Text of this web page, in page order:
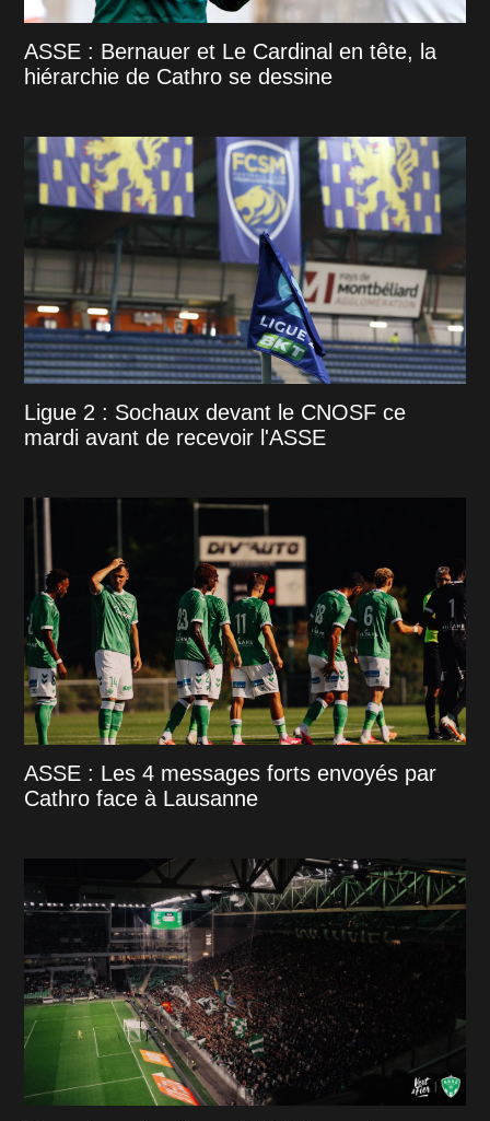
ASSE : Bernauer et Le Cardinal en tête, la
hiérarchie de Cathro se dessine
Ligue 2 : Sochaux devant le CNOSF ce
mardi avant de recevoir l'ASSE
ASSE : Les 4 messages forts envoyés par
Cathro face à Lausanne